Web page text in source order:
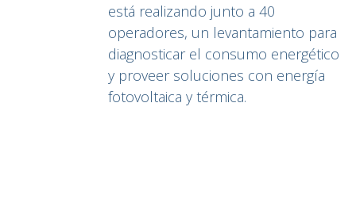
está realizando junto a 40
operadores, un levantamiento para
diagnosticar el consumo energético
y proveer soluciones con energía
fotovoltaica y térmica.